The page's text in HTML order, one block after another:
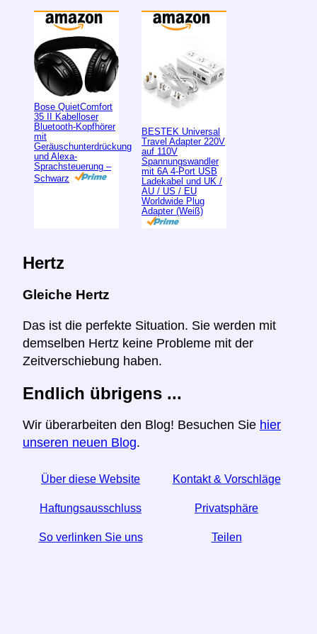
Bose QuietComfort
35 II Kabelloser
Bluetooth-Kopfhörer
mit
Geräuschunterdrückung
und Alexa-
Sprachsteuerung –
Schwarz
BESTEK Universal
Travel Adapter 220V
auf 110V
Spannungswandler
mit 6A 4-Port USB
Ladekabel und UK /
AU / US / EU
Worldwide Plug
Adapter (Weiß)
Hertz
Gleiche Hertz
Das ist die perfekte Situation. Sie werden mit
demselben Hertz keine Probleme mit der
Zeitverschiebung haben.
Endlich übrigens ...
Wir überarbeiten den Blog! Besuchen Sie hier
unseren neuen Blog.
Über diese Website Kontakt & Vorschläge
Haftungsausschluss Privatsphäre
So verlinken Sie uns Teilen